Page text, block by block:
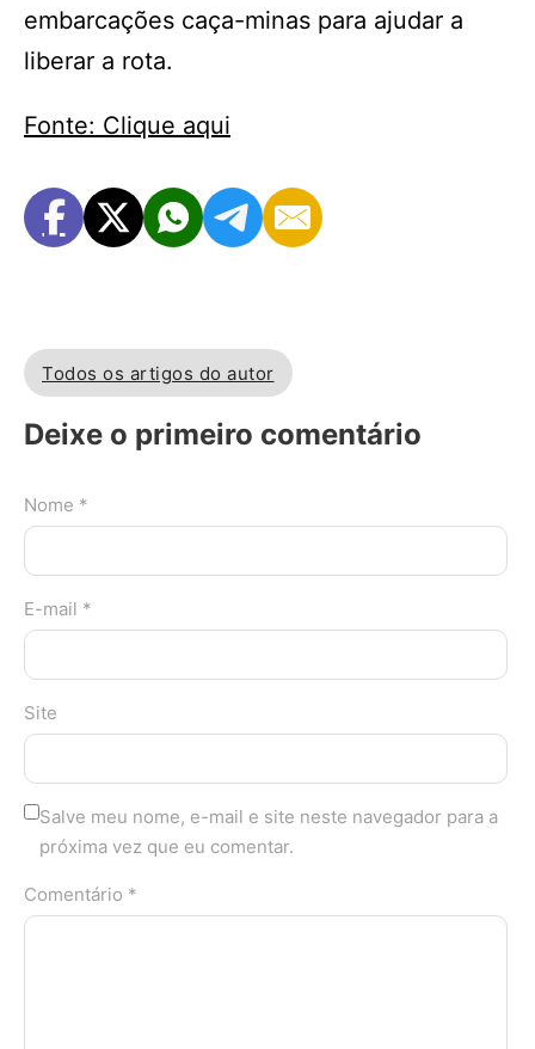
embarcações caça-minas para ajudar a
liberar a rota.
Fonte: Clique aqui
Todos os artigos do autor
Deixe o primeiro comentário
Nome *
E-mail *
Site
Salve meu nome, e-mail e site neste navegador para a
próxima vez que eu comentar.
Comentário *